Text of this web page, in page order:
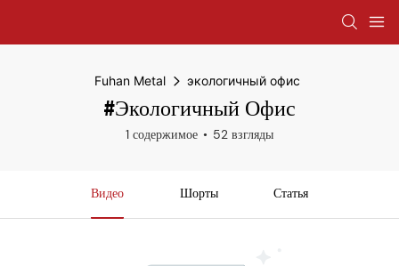
Fuhan Metal экологичный офис
#экологичный Офис
1 содержимое 52 взгляды
Видео Шорты Статья